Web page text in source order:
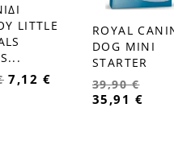
LITTLE
7,12 €
favorite_border
ROYAL
DOG MINI
STARTER
39,90 €
35,91 €